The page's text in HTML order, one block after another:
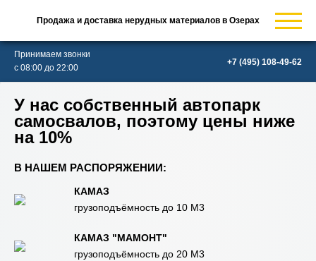
Продажа и доставка нерудных материалов в Озерах
Принимаем звонки
с 08:00 до 22:00
В НАШЕМ РАСПОРЯЖЕНИИ:
КАМАЗ
грузоподъёмность до 10 М3
КАМАЗ "МАМОНТ"
грузоподъёмность до 20 М3
У нас собственный автопарк
самосвалов, поэтому цены ниже
на 10%